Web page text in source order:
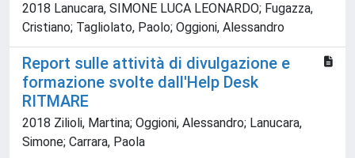
2018 Lanucara, SIMONE LUCA LEONARDO; Fugazza,
Cristiano; Tagliolato, Paolo; Oggioni, Alessandro
Report sulle attività di divulgazione e
formazione svolte dall'Help Desk
RITMARE
2018 Zilioli, Martina; Oggioni, Alessandro; Lanucara,
Simone; Carrara, Paola